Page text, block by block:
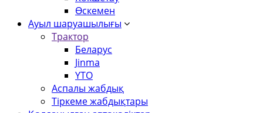
Өскемен
Ауыл шаруашылығы
Трактор
Беларус
Jinma
YTO
Аспалы жабдық
Тіркеме жабдықтары